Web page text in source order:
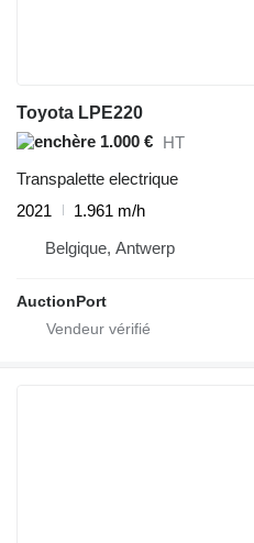
Toyota LPE220
1.000 € HT
Transpalette electrique
2021
1.961 m/h
Belgique, Antwerp
AuctionPort